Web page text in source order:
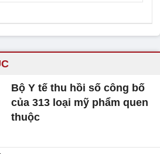
Bộ Y tế thu hồi số công bố
của 313 loại mỹ phẩm quen
thuộc